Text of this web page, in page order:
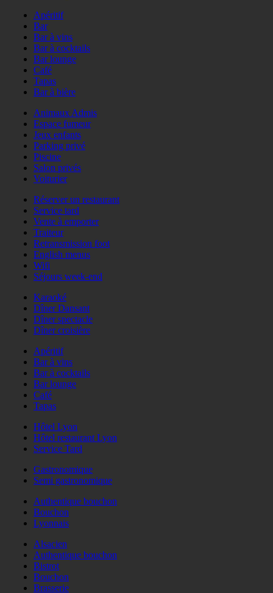
Apéritif
Bar
Bar à vins
Bar à cocktails
Bar lounge
Café
Tapas
Bar à bière
Animaux Admis
Espace fumeur
Jeux enfants
Parking privé
Piscine
Salon privés
Voiturier
Réserver un restaurant
Service tard
Vente à emporter
Traiteur
Retransmission foot
English menus
Wifi
Séjours week-end
Karaoké
Dîner Dansant
Dîner spectacle
Dîner croisière
Apéritif
Bar à vins
Bar à cocktails
Bar lounge
Café
Tapas
Hôtel Lyon
Hôtel restaurant Lyon
Service Tard
Gastronomique
Semi gastronomique
Authentique bouchon
Bouchon
Lyonnais
Alsacien
Authentique bouchon
Bistrot
Bouchon
Brasserie